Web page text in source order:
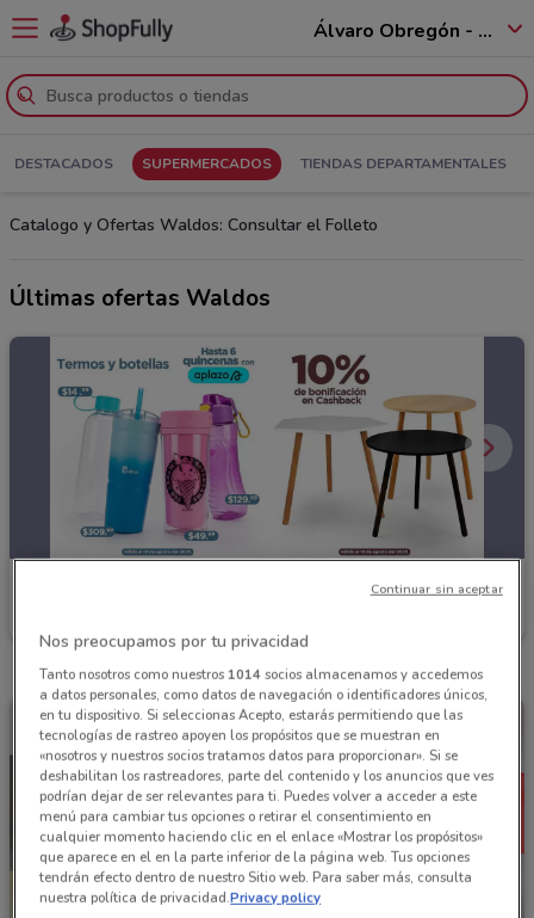
Álvaro Obregón - 01520
DESTACADOS SUPERMERCADOS TIENDAS DEPARTAMENTALES
Catalogo y Ofertas Waldos: Consultar el Folleto
Últimas ofertas Waldos
Nos preocupamos por tu privacidad
Tanto nosotros como nuestros 1014socios almacenamos y accedemos
a datos personales, como datos de navegación o identificadores únicos,
en tu dispositivo. Si seleccionas Acepto, estarás permitiendo que las
tecnologías de rastreo apoyen los propósitos que se muestran en
«nosotros y nuestros socios tratamos datos para proporcionar». Si se
deshabilitan los rastreadores, parte del contenido y los anuncios que ves
podrían dejar de ser relevantes para ti. Puedes volver a acceder a este
menú para cambiar tus opciones o retirar el consentimiento en
cualquier momento haciendo clic en el enlace «Mostrar los propósitos»
que aparece en el en la parte inferior de la página web. Tus opciones
tendrán efecto dentro de nuestro Sitio web. Para saber más, consulta
nuestra política de privacidad.Privacy policy
Continuar sin aceptar